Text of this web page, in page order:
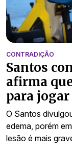
CONTRADIÇÃO
Santos
afirma
para
O Santos
edema, porém
lesão é mais